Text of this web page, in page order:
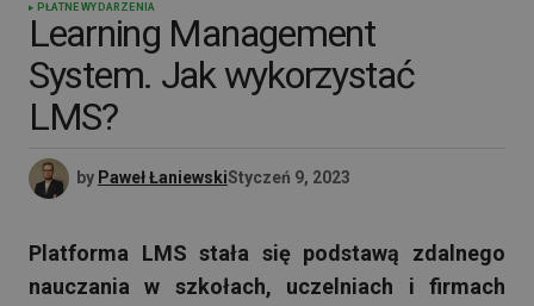
PŁATNE WYDARZENIA
Learning Management
System. Jak wykorzystać
LMS?
by Paweł ŁaniewskiStyczeń 9, 2023
Platforma LMS stała się podstawą zdalnego
nauczania w szkołach, uczelniach i firmach